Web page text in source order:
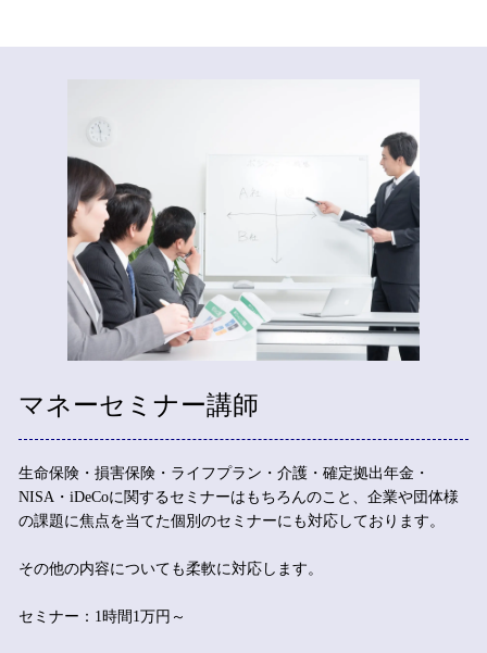
マネーセミナー講師
生命保険・損害保険・ライフプラン・介護・確定拠出年金・
NISA・iDeCoに関するセミナーはもちろんのこと、企業や団体様
の課題に焦点を当てた個別のセミナーにも対応しております。
その他の内容についても柔軟に対応します。
セミナー：1時間1万円～